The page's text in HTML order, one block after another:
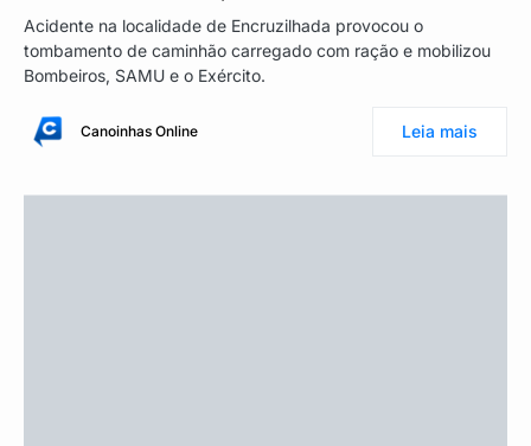
Acidente na localidade de Encruzilhada provocou o
tombamento de caminhão carregado com ração e mobilizou
Bombeiros, SAMU e o Exército.
Canoinhas Online Leia mais